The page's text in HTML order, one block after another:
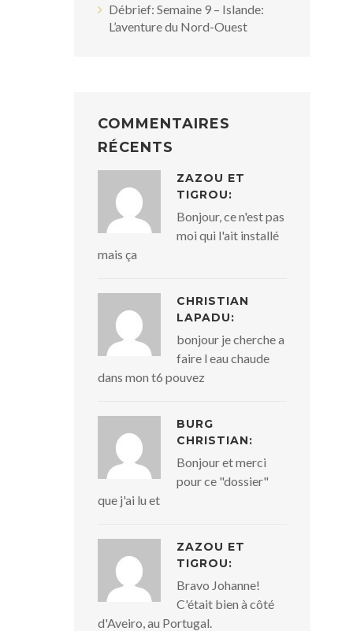
Débrief: Semaine 9 – Islande:
L’aventure du Nord-Ouest
COMMENTAIRES
RÉCENTS
ZAZOU ET
TIGROU:
Bonjour, ce n'est pas
moi qui l'ait installé
mais ça
CHRISTIAN
LAPADU:
bonjour je cherche a
faire l eau chaude
dans mon t6 pouvez
BURG
CHRISTIAN:
Bonjour et merci
pour ce "dossier"
que j'ai lu et
ZAZOU ET
TIGROU:
Bravo Johanne!
C'était bien à côté
d'Aveiro, au Portugal.